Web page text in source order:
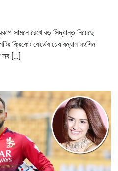
সামনে রেখে বড় সিদ্ধান্ত নিয়েছে
ক্রিকেট বোর্ডের চেয়ারম্যান মহসিন
সব […]